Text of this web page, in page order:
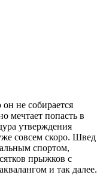
не собирается
мечтает попасть в
утверждения
совсем скоро. Швед
спортом,
прыжков с
и так далее.